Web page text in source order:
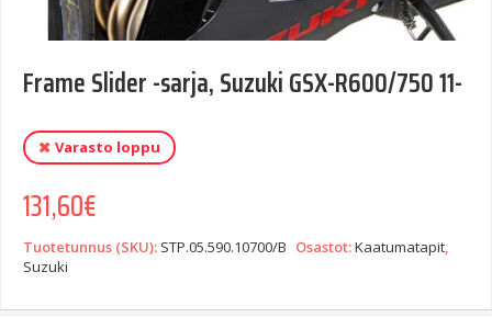
Frame Slider -sarja, Suzuki GSX-R600/750 11-
Varasto loppu
131,60€
Tuotetunnus (SKU): STP.05.590.10700/B Osastot:Kaatumatapit,
Suzuki